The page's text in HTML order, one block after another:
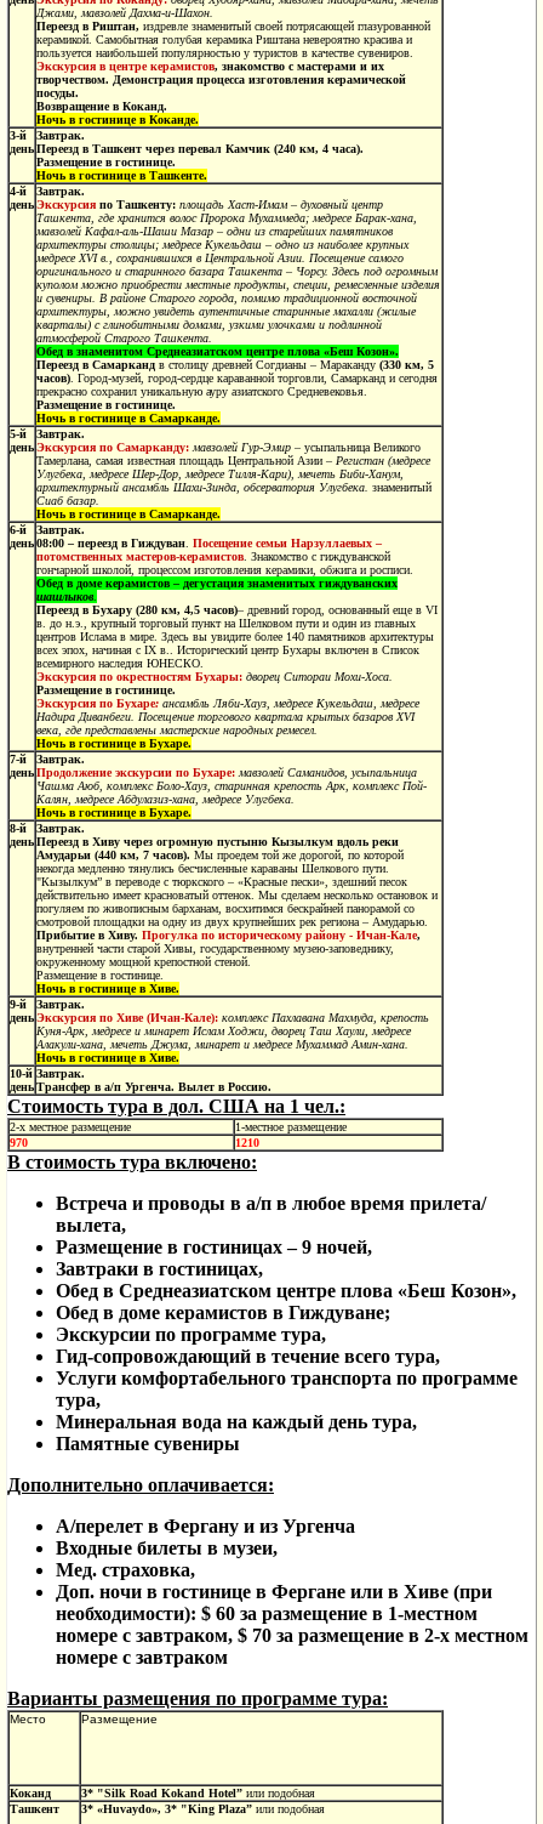
Джами, мавзолей Дахма-и-Шахон.
Переезд в Риштан, издревле знаменитый своей потрясающей глазурованной
керамикой. Самобытная голубая керамика Риштана невероятно красива и
пользуется наибольшей популярностью у туристов в качестве сувениров.
Экскурсия в центре керамистов, знакомство с мастерами и их
творчеством. Демонстрация процесса изготовления керамической
посуды.
Возвращение в Коканд.
Ночь в гостинице в Коканде.
3-й
день
Завтрак.
Переезд в Ташкент через перевал Камчик (240 км, 4 часа).
Размещение в гостинице.
Ночь в гостинице в Ташкенте.
4-й
день
Завтрак.
Экскурсия по Ташкенту: площадь Хаст-Имам – духовный центр
Ташкента, где хранится волос Пророка Мухаммеда; медресе Барак-хана,
мавзолей Кафал-аль-Шаши Мазар – одни из старейших памятников
архитектуры столицы; медресе Кукельдаш – одно из наиболее крупных
медресе XVI в., сохранившихся в Центральной Азии. Посещение самого
оригинального и старинного базара Ташкента – Чорсу. Здесь под огромным
куполом можно приобрести местные продукты, специи, ремесленные изделия
и сувениры. В районе Старого города, помимо традиционной восточной
архитектуры, можно увидеть аутентичные старинные махалли (жилые
кварталы) с глинобитными домами, узкими улочками и подлинной
атмосферой Старого Ташкента.
Обед в знаменитом Среднеазиатском центре плова «Беш Козон».
Переезд в Самарканд в столицу древней Согдианы – Мараканду (330 км, 5
часов) . Город-музей, город-сердце караванной торговли, Самарканд и сегодня
прекрасно сохранил уникальную ауру азиатского Средневековья.
Размещение в гостинице.
Ночь в гостинице в Самарканде.
5-й
день
Завтрак.
Экскурсия по Самарканду: мавзолей Гур-Эмир – усыпальница Великого
Тамерлана, самая известная площадь Центральной Азии – Регистан (медресе
Улугбека, медресе Шер-Дор, медресе Тилля-Кари), мечеть Биби-Ханум,
архитектурный ансамбль Шахи-Зинда, обсерватория Улугбека. знаменитый
Сиаб базар.
Ночь в гостинице в Самарканде.
6-й
день
Завтрак.
08:00 – переезд в Гиждуван Посещение семьи Нарзуллаевых –
потомственных мастеров-керамистов . Знакомство с гиждуванской
гончарной школой, процессом изготовления керамики, обжига и росписи.
Обед в доме керамистов – дегустация знаменитых гиждуванских
шашлыков
Переезд в Бухару (280 км, 4,5 часов)– древний город, основанный еще в VI
в. до н.э., крупный торговый пункт на Шелковом пути и один из главных
центров Ислама в мире. Здесь вы увидите более 140 памятников архитектуры
всех эпох, начиная с IX в.. Исторический центр Бухары включен в Список
всемирного наследия ЮНЕСКО.
Экскурсия по окрестностям Бухары: дворец Ситораи Мохи-Хоса.
Размещение в гостинице.
Экскурсия по Бухаре: ансамбль Ляби-Хауз, медресе Кукельдаш, медресе
Надира Диванбеги. Посещение торгового квартала крытых базаров XVI
века, где представлены мастерские народных ремесел.
Ночь в гостинице в Бухаре.
7-й
день
Завтрак.
Продолжение экскурсии по Бухаре: мавзолей Саманидов, усыпальница
Чашма Аюб, комплекс Боло-Хауз, старинная крепость Арк, комплекс Пой-
Калян, медресе Абдулазиз-хана, медресе Улугбека.
Ночь в гостинице в Бухаре.
8-й
день
Завтрак.
Переезд в Хиву через огромную пустыню Кызылкум вдоль реки
Амударьи (440 км, 7 часов). Мы проедем той же дорогой, по которой
некогда медленно тянулись бесчисленные караваны Шелкового пути.
"Кызылкум” в переводе с тюркского – «Красные пески», здешний песок
действительно имеет красноватый оттенок. Мы сделаем несколько остановок и
погуляем по живописным барханам, восхитимся бескрайней панорамой со
смотровой площадки на одну из двух крупнейших рек региона – Амударью.
Прибытие в Хиву. Прогулка по историческому району - Ичан-Кале,
внутренней части старой Хивы, государственному музею-заповеднику,
окруженному мощной крепостной стеной.
Размещение в гостинице.
Ночь в гостинице в Хиве.
9-й
день
Завтрак.
Экскурсия по Хиве (Ичан-Кале): комплекс Пахлавана Махмуда, крепость
Куня-Арк, медресе и минарет Ислам Ходжи, дворец Таш Хаули, медресе
Алакули-хана, мечеть Джума, минарет и медресе Мухаммад Амин-хана.
Ночь в гостинице в Хиве.
10-й
день
Завтрак.
Трансфер в а/п Ургенча. Вылет в Россию.
Стоимость тура в дол. США на 1 чел.:
2-х местное размещение
1-местное размещение
970
1210
В стоимость тура включено:
Встреча и проводы в а/п в любое время прилета/
вылета,
Размещение в гостиницах – 9 ночей,
Завтраки в гостиницах,
Обед в Среднеазиатском центре плова «Беш Козон»,
Обед в доме керамистов в Гиждуване;
Экскурсии по программе тура,
Гид-сопровождающий в течение всего тура,
Услуги комфортабельного транспорта по программе
тура,
Минеральная вода на каждый день тура,
Памятные сувениры
Дополнительно оплачивается:
А/перелет в Фергану и из Ургенча
Входные билеты в музеи,
Мед. страховка,
Доп. ночи в гостинице в Фергане или в Хиве (при
необходимости): $ 60 за размещение в 1-местном
номере с завтраком, $ 70 за размещение в 2-х местном
номере с завтраком
Варианты размещения по программе тура:
Место Размещение
Коканд 3* "Silk Road Kokand Hotel” или подобная
Ташкент
3* «Huvaydo», 3* "King Plaza” или подобная